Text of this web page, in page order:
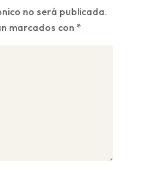
no será publicada.
marcados con *